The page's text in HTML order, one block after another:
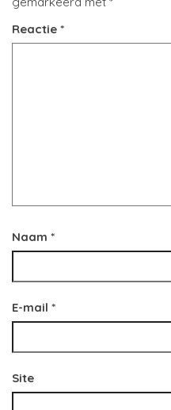
Reactie *
Naam *
E-mail *
Site